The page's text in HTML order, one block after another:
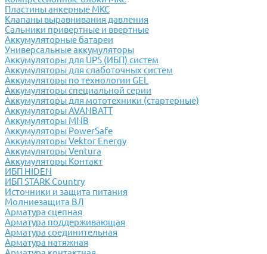
Пластины анкерные МКС
Клапаны выравнивания давления
Сальники привертные и ввертные
Аккумуляторные батареи
Универсальные аккумуляторы
Аккумуляторы для UPS (ИБП) систем
Аккумуляторы для слаботочных систем
Аккумуляторы по технологии GEL
Аккумуляторы специальной серии
Аккумуляторы для мототехники (стартерные)
Аккумуляторы AVANBATT
Аккумуляторы MNB
Аккумуляторы PowerSafe
Аккумуляторы Vektor Energy
Аккумуляторы Ventura
Аккумуляторы Контакт
ИБП HIDEN
ИБП STARK Country
Источники и защита питания
Молниезащита ВЛ
Арматура сцепная
Арматура поддерживающая
Арматура соединительная
Арматура натяжная